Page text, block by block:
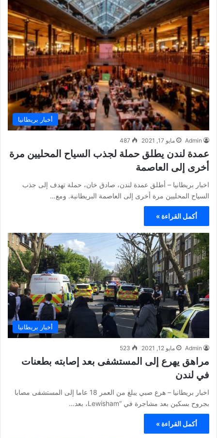
أخبار بريطانيا
Admin مايو 17, 2021 487
عمدة لندن يطلق حملة لجذب السياح المحليين مرة
أخرى إلى العاصمة
اخبار بريطانيا – أطلق عمدة لندن، صادق خان، حملة تهدف إلى جذب
السياح المحليين مرة أخرى إلى العاصمة البريطانية. ومع…
أكمل القراءة »
أخبار بريطانيا
Admin مايو 12, 2021 523
مراهق يهرع إلى المستشفى بعد إصابته بطعنات
في لندن
اخبار بريطانيا – هرع صبي يبلغ من العمر 18 عاما إلى المستشفى مصابا
بجروح بسكين بعد مشاجرة في “Lewisham، بعد…
أكمل القراءة »